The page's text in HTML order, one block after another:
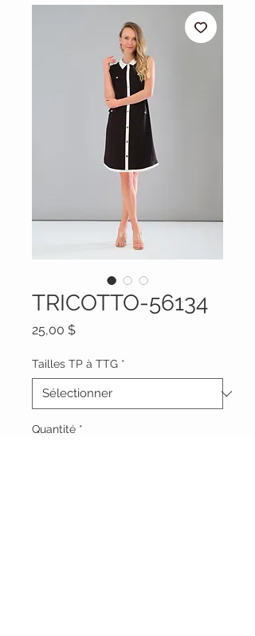
TRICOTTO-56134
25,00 $Prix
Tailles TP à TTG *
Quantité *